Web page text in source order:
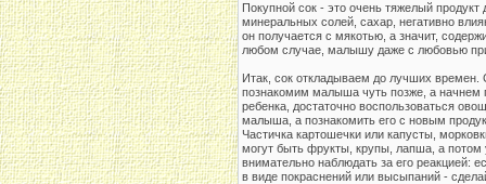
Покупной сок - это очень тяжелый
минеральных солей, сахар, негативно
он получается с мякотью, а значит,
любом случае, малышу даже с любовью
Итак, сок откладываем до лучших
познакомим малыша чуть позже, а начнем
ребенка, достаточно воспользоваться
малыша, а познакомить его с новым
Частичка картошечки или капусты,
могут быть фрукты, крупы, лапша, а
внимательно наблюдать за его реакцией:
в виде покраснений или высыпаний -